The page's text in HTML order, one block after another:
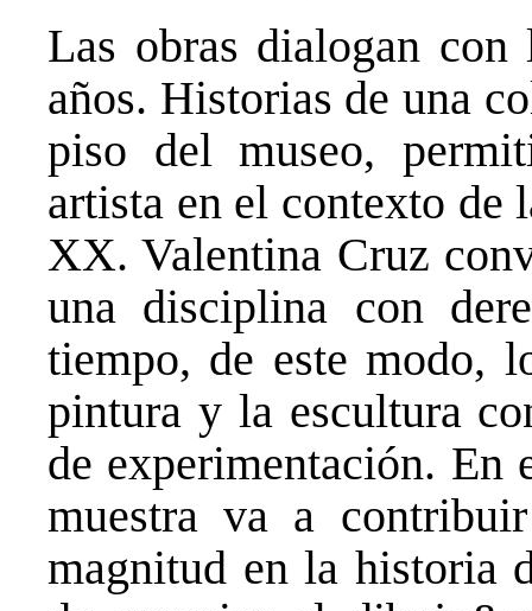
Las obras dialogan con
años. Historias de una
piso del museo,
artista en el contexto
XX. Valentina Cruz
una disciplina con
tiempo, de este modo,
pintura y la escultura
de experimentación. En
muestra va a
magnitud en la historia